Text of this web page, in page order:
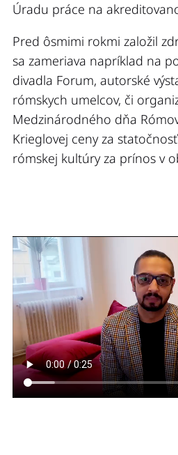
Úradu práce na
Pred ôsmimi rokmi založil
sa zameriava napríklad na
divadla Forum, autorské
rómskych umelcov, či
Medzinárodného dňa
Krieglovej ceny za
rómskej kultúry za prínos v